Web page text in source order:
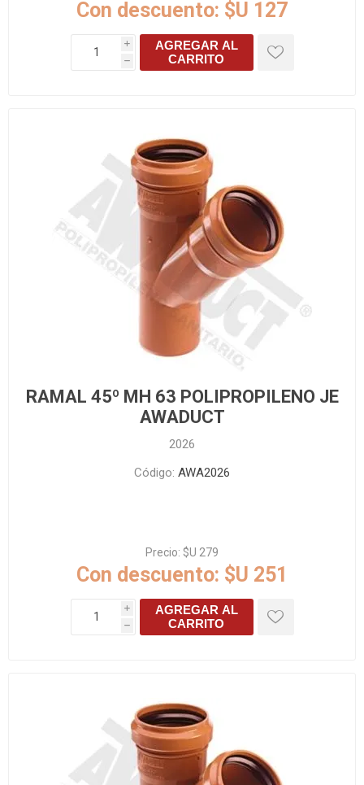
Con descuento: $U 127
i
h
AGREGAR AL
CARRITO
RAMAL 45º MH 63 POLIPROPILENO JE
AWADUCT
2026
Código: AWA2026
Precio: $U 279
Con descuento: $U 251
i
h
AGREGAR AL
CARRITO